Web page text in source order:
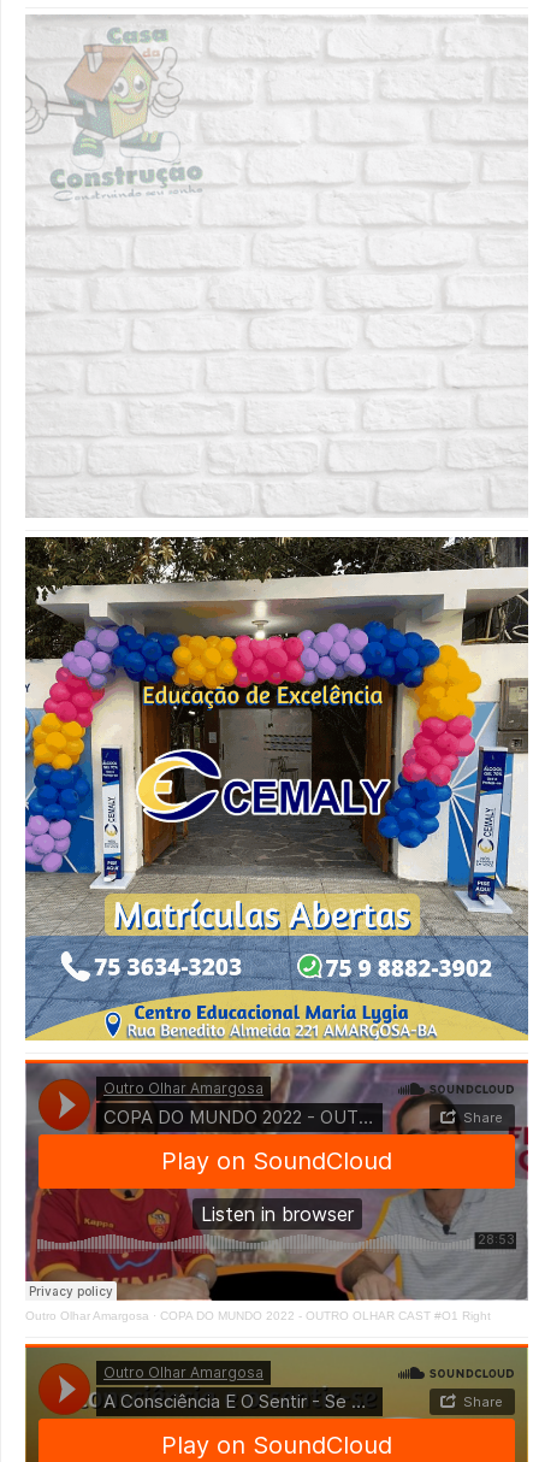
Outro Olhar Amargosa · COPA DO MUNDO 2022 - OUTRO OLHAR CAST #O1 Right